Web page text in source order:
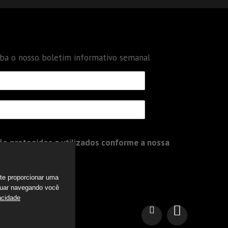
o nosso boletim informativo semanal
protegidos e utilizados conforme a nossa
proporcionar uma
navegando você